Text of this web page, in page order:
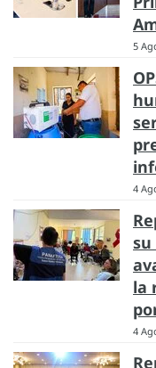
5
4
su
la
4